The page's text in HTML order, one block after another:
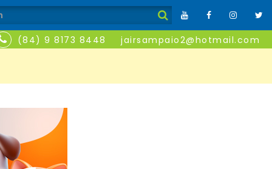
(84) 9 8173 8448 jairsampaio2@hotmail.com